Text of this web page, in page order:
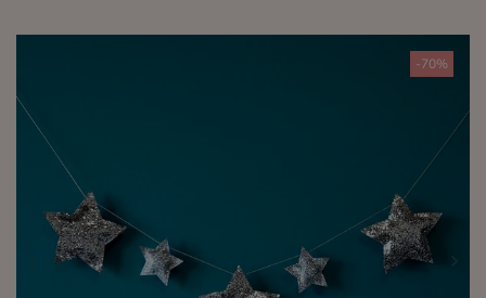
-70%